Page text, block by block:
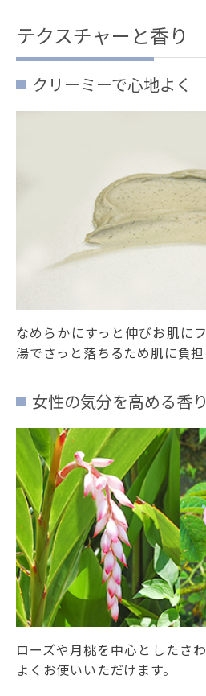
テクスチャーと香り
クリーミーで心地よく
なめらかにすっと伸びお肌に
湯でさっと落ちるため肌に負担
女性の気分を高める香り
ローズや月桃を中心としたさ
よくお使いいただけます。